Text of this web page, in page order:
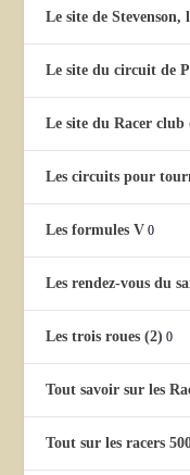
Le site de Stevenson,
Le site du circuit de
Le site du Racer club
Les circuits pour
Les formules V 0
Les rendez-vous du
Les trois roues (2) 0
Tout savoir sur les
Tout sur les racers